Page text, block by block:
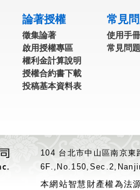
論著授權
徵集論著
啟用授權專區
權利金計算說明
授權合約書下載
投稿基本資料表
常見
使用手冊
常見問
104 台北市中山區南京
本網站智慧財產權為法